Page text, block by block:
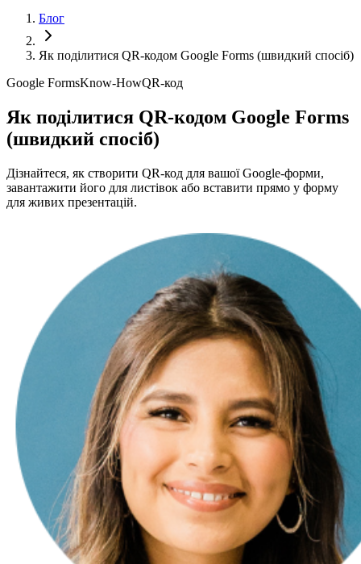
Блог
Як поділитися QR-кодом Google Forms (швидкий спосіб)
Google FormsKnow-HowQR-код
Як поділитися QR-кодом Google Forms
(швидкий спосіб)
Дізнайтеся, як створити QR-код для вашої Google-форми,
завантажити його для листівок або вставити прямо у форму
для живих презентацій.